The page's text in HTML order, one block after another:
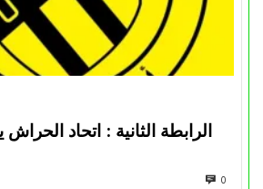
الرابطة الثانية : اتحاد
0